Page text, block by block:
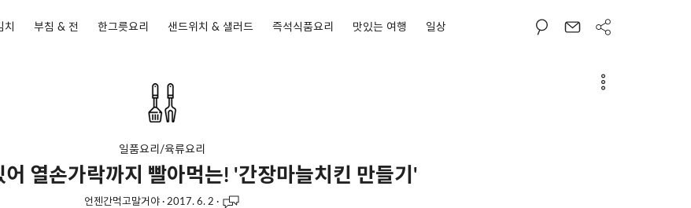
치 부침 & 전 한그릇요리 샌드위치 & 샐러드 즉석식품요리 맛있는 여행 일상
일품요리/육류요리
어 열손가락까지 빨아먹는! '간장마늘치킨 만들기'
언젠간먹고말거야· 2017. 6. 2 ·